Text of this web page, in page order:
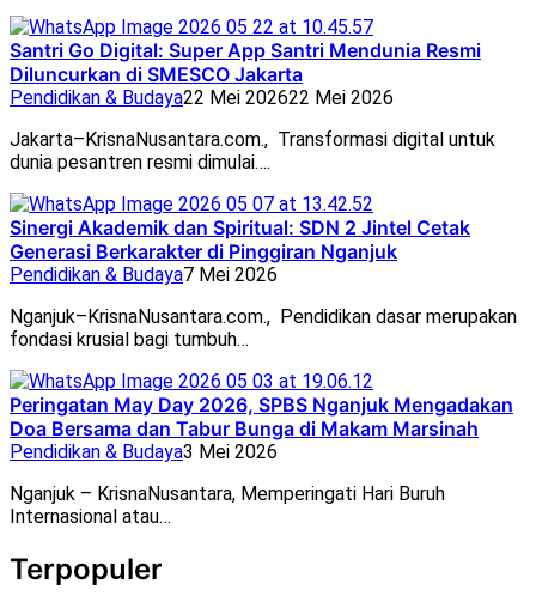
Santri Go Digital: Super App Santri Mendunia Resmi
Diluncurkan di SMESCO Jakarta
Pendidikan & Budaya22 Mei 202622 Mei 2026
Jakarta–KrisnaNusantara.com., Transformasi digital untuk
dunia pesantren resmi dimulai….
Sinergi Akademik dan Spiritual: SDN 2 Jintel Cetak
Generasi Berkarakter di Pinggiran Nganjuk
Pendidikan & Budaya7 Mei 2026
Nganjuk–KrisnaNusantara.com., Pendidikan dasar merupakan
fondasi krusial bagi tumbuh…
Peringatan May Day 2026, SPBS Nganjuk Mengadakan
Doa Bersama dan Tabur Bunga di Makam Marsinah
Pendidikan & Budaya3 Mei 2026
Nganjuk – KrisnaNusantara, Memperingati Hari Buruh
Internasional atau…
Terpopuler